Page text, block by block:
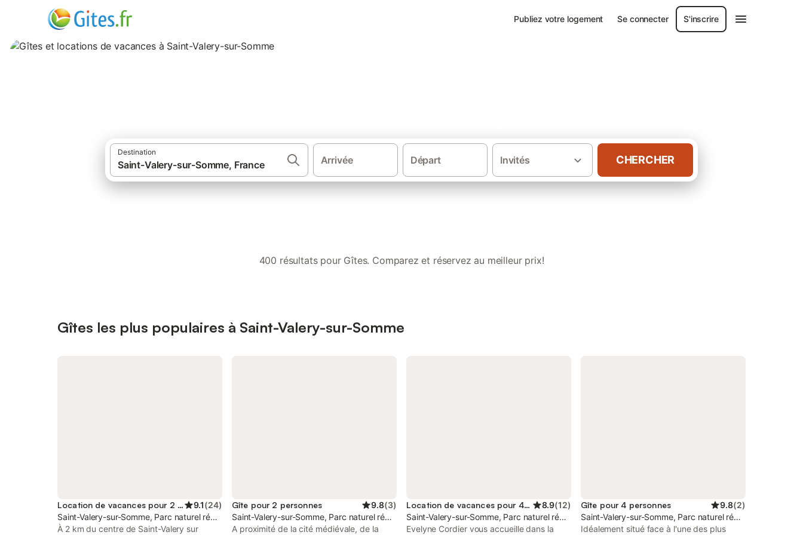
Publiez votre logement Se connecter S'inscrire
Destination
Arrivée Départ Invités CHERCHER
400 résultats pour Gîtes. Comparez et réservez au meilleur prix!
Gîtes les plus populaires à Saint-Valery-sur-Somme
Location de vacances pour 2 personnes 9.1(24)
Saint-Valery-sur-Somme, Parc naturel régional de la Baie de Somme Picardie Maritime
À 2 km du centre de Saint-Valery sur
Gîte pour 2 personnes 9.8(3)
Saint-Valery-sur-Somme, Parc naturel régional de la Baie de Somme Picardie Maritime
A proximité de la cité médiévale, de la
Location de vacances pour 4 personnes 8.9(12)
Saint-Valery-sur-Somme, Parc naturel régional de la Baie de Somme Picardie Maritime
Evelyne Cordier vous accueille dans la
Gîte pour 4 personnes 9.8(2)
Saint-Valery-sur-Somme, Parc naturel régional de la Baie
Idéalement situé face à l'une des plus